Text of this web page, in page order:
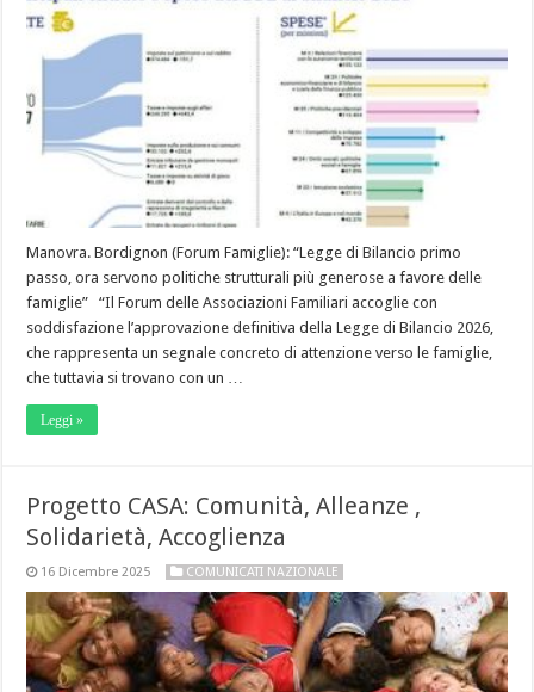
Manovra. Bordignon (Forum Famiglie): “Legge di Bilancio primo
passo, ora servono politiche strutturali più generose a favore delle
famiglie” “Il Forum delle Associazioni Familiari accoglie con
soddisfazione l’approvazione definitiva della Legge di Bilancio 2026,
che rappresenta un segnale concreto di attenzione verso le famiglie,
che tuttavia si trovano con un …
Leggi »
Progetto CASA: Comunità, Alleanze ,
Solidarietà, Accoglienza
16 Dicembre 2025 COMUNICATI NAZIONALE